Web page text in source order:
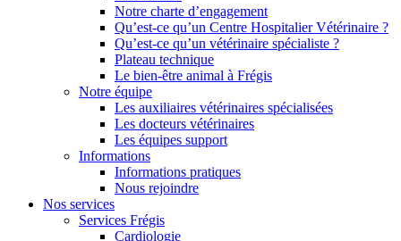
Notre charte d’engagement
Qu’est-ce qu’un Centre Hospitalier Vétérinaire ?
Qu’est-ce qu’un vétérinaire spécialiste ?
Plateau technique
Le bien-être animal à Frégis
Notre équipe
Les auxiliaires vétérinaires spécialisées
Les docteurs vétérinaires
Les équipes support
Informations
Informations pratiques
Nous rejoindre
Nos services
Services Frégis
Cardiologie